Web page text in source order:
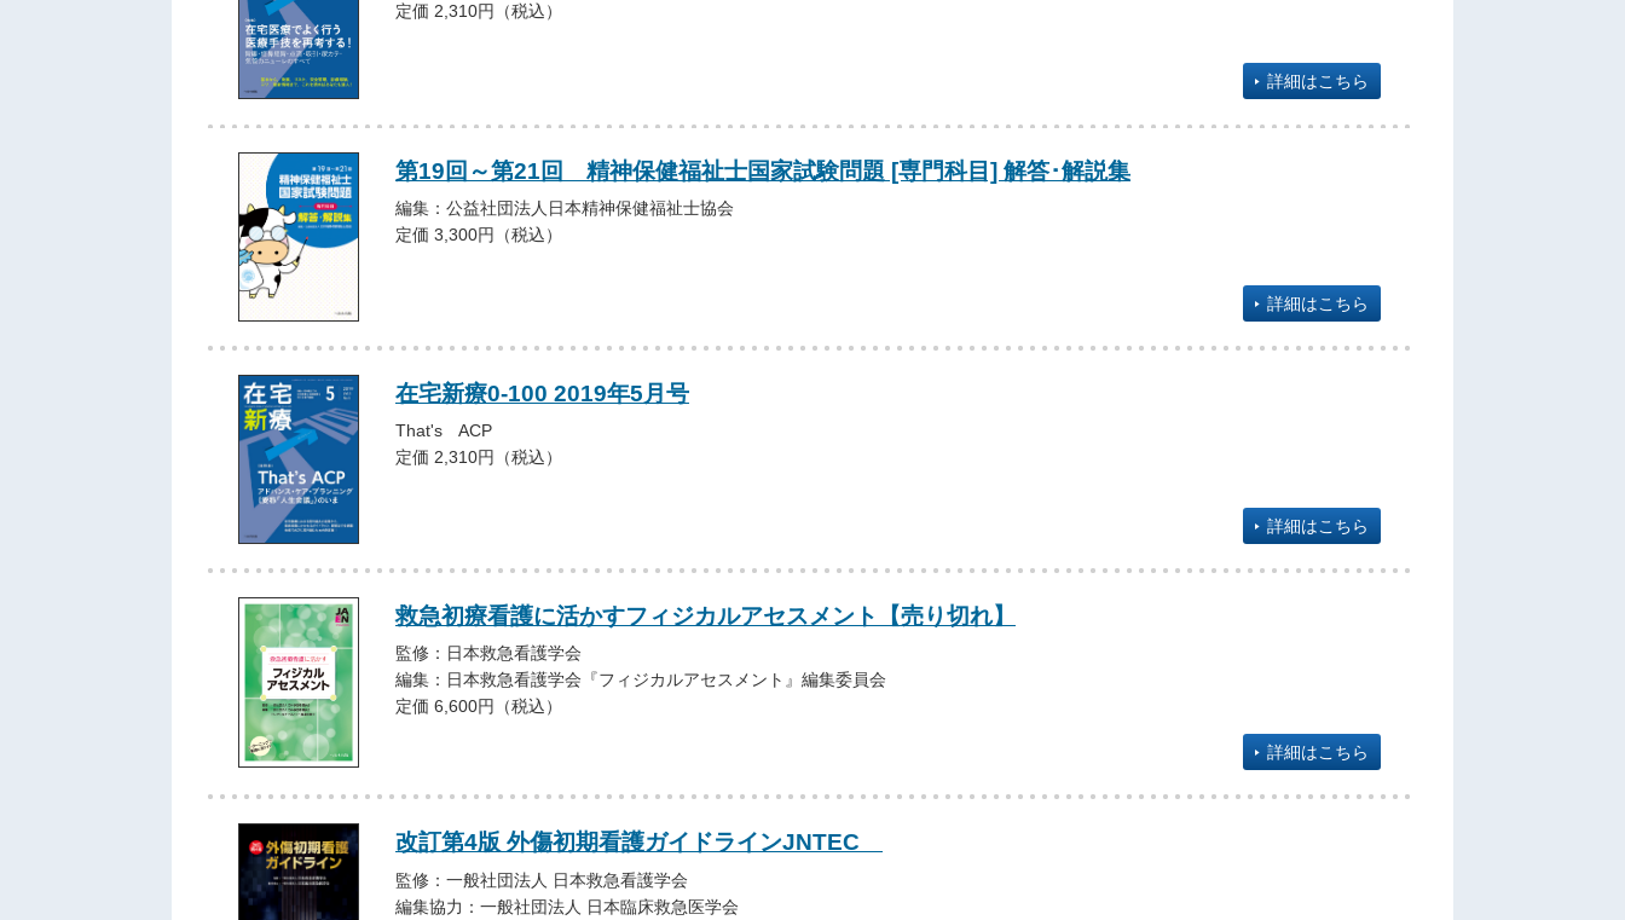
定価 2,310円（税込）
詳細はこちら
第19回～第21回 精神保健福祉士国家試験問題 [専門科目] 解答･解説集
編集：公益社団法人日本精神保健福祉士協会
定価 3,300円（税込）
詳細はこちら
在宅新療0-100 2019年5月号
That's ACP
定価 2,310円（税込）
詳細はこちら
救急初療看護に活かすフィジカルアセスメント【売り切れ】
監修：日本救急看護学会
編集：日本救急看護学会『フィジカルアセスメント』編集委員会
定価 6,600円（税込）
詳細はこちら
改訂第4版 外傷初期看護ガイドラインJNTEC
監修：一般社団法人 日本救急看護学会
編集協力：一般社団法人 日本臨床救急医学会